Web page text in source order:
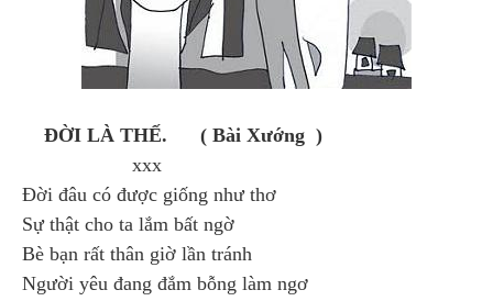
ĐỜI LÀ THẾ. ( Bài Xướng )
xxx
Đời đâu có được giống như thơ
Sự thật cho ta lắm bất ngờ
Bè bạn rất thân giờ lần tránh
Người yêu đang đắm bỗng làm ngơ